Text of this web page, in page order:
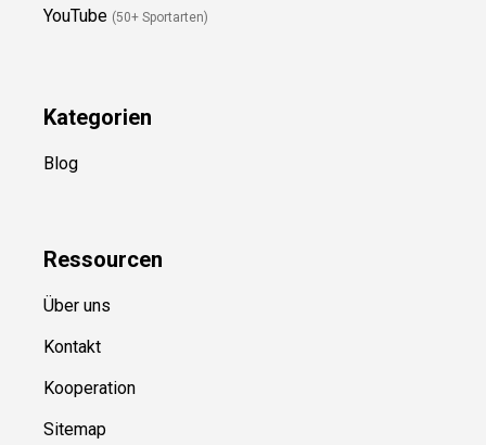
YouTube (50+ Sportarten)
Kategorien
Blog
Ressourcen
Über uns
Kontakt
Kooperation
Sitemap